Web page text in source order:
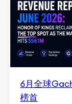
6月全球
榜首